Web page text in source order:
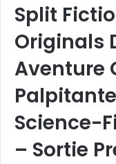
Split
Originals
Aventure
Science-
– Sortie